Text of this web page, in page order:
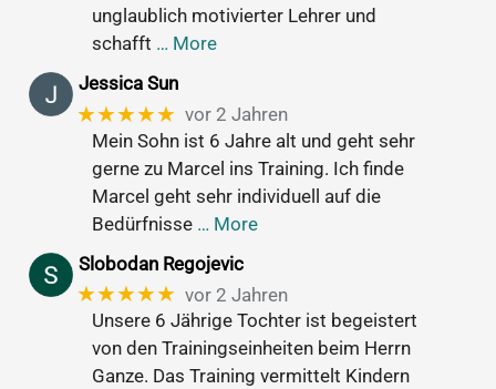
unglaublich motivierter Lehrer und
schafft … More
Jessica Sun
★★★★★ vor 2 Jahren
Mein Sohn ist 6 Jahre alt und geht sehr
gerne zu Marcel ins Training. Ich finde
Marcel geht sehr individuell auf die
Bedürfnisse … More
Slobodan Regojevic
★★★★★ vor 2 Jahren
Unsere 6 Jährige Tochter ist begeistert
von den Trainingseinheiten beim Herrn
Ganze. Das Training vermittelt Kindern